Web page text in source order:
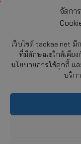
จัดกา
เว็บไซต์ taokae.net มี
ที่มีลักษณะใกล้เคียง
นโยบายการใช้คุกกี้ แ
บริก
092-872-7229
Fax : 02-054-4244
การสั่งซื้อสินค้า